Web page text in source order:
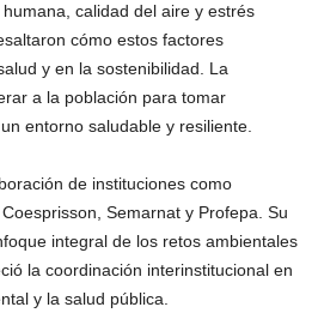
calidad del aire y estrés
cómo estos factores
y en la sostenibilidad. La
a la población para tomar
entorno saludable y resiliente.
de instituciones como
Semarnat y Profepa. Su
integral de los retos ambientales
la coordinación interinstitucional en
y la salud pública.